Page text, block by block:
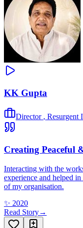
KK Gupta
Director , Resurgent
Creating Peaceful
Interacting with the
experience and helped
of my organisation.
✨ 2020
Read Story→